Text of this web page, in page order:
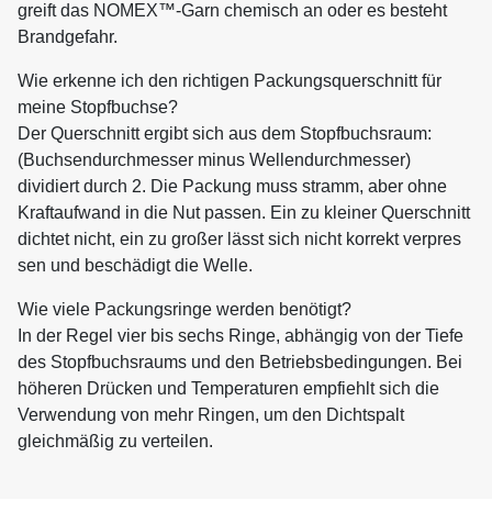
greift das NOMEX™-Garn chemisch an oder es besteht
Brandgefahr.
Wie erkenne ich den richtigen Packungsquerschnitt für
meine Stopfbuchse?
Der Querschnitt ergibt sich aus dem Stopfbuchsraum:
(Buchsendurchmesser minus Wellendurchmesser)
dividiert durch 2. Die Packung muss stramm, aber ohne
Kraftaufwand in die Nut passen. Ein zu kleiner Querschnitt
dichtet nicht, ein zu großer lässt sich nicht korrekt verpres
sen und beschädigt die Welle.
Wie viele Packungsringe werden benötigt?
In der Regel vier bis sechs Ringe, abhängig von der Tiefe
des Stopfbuchsraums und den Betriebsbedingungen. Bei
höheren Drücken und Temperaturen empfiehlt sich die
Verwendung von mehr Ringen, um den Dichtspalt
gleichmäßig zu verteilen.